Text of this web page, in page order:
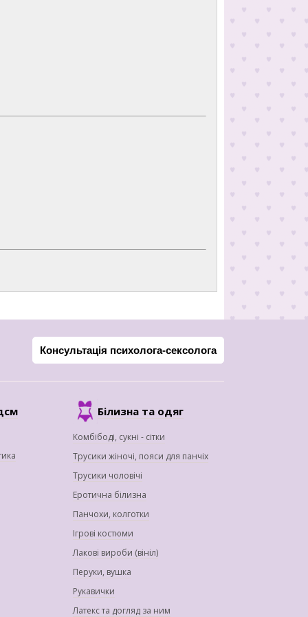
Консультація психолога-сексолога
Білизна та одяг
Комбібоді, сукні - сітки
Трусики жіночі, пояси для панчіх
Трусики чоловічі
Еротична білизна
Панчохи, колготки
Ігрові костюми
Лакові вироби (вініл)
Перуки, вушка
Рукавички
Латекс та догляд за ним